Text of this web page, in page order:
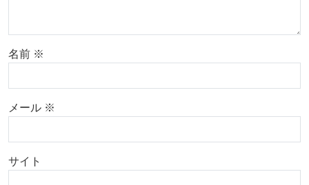
名前 ※
メール ※
サイト